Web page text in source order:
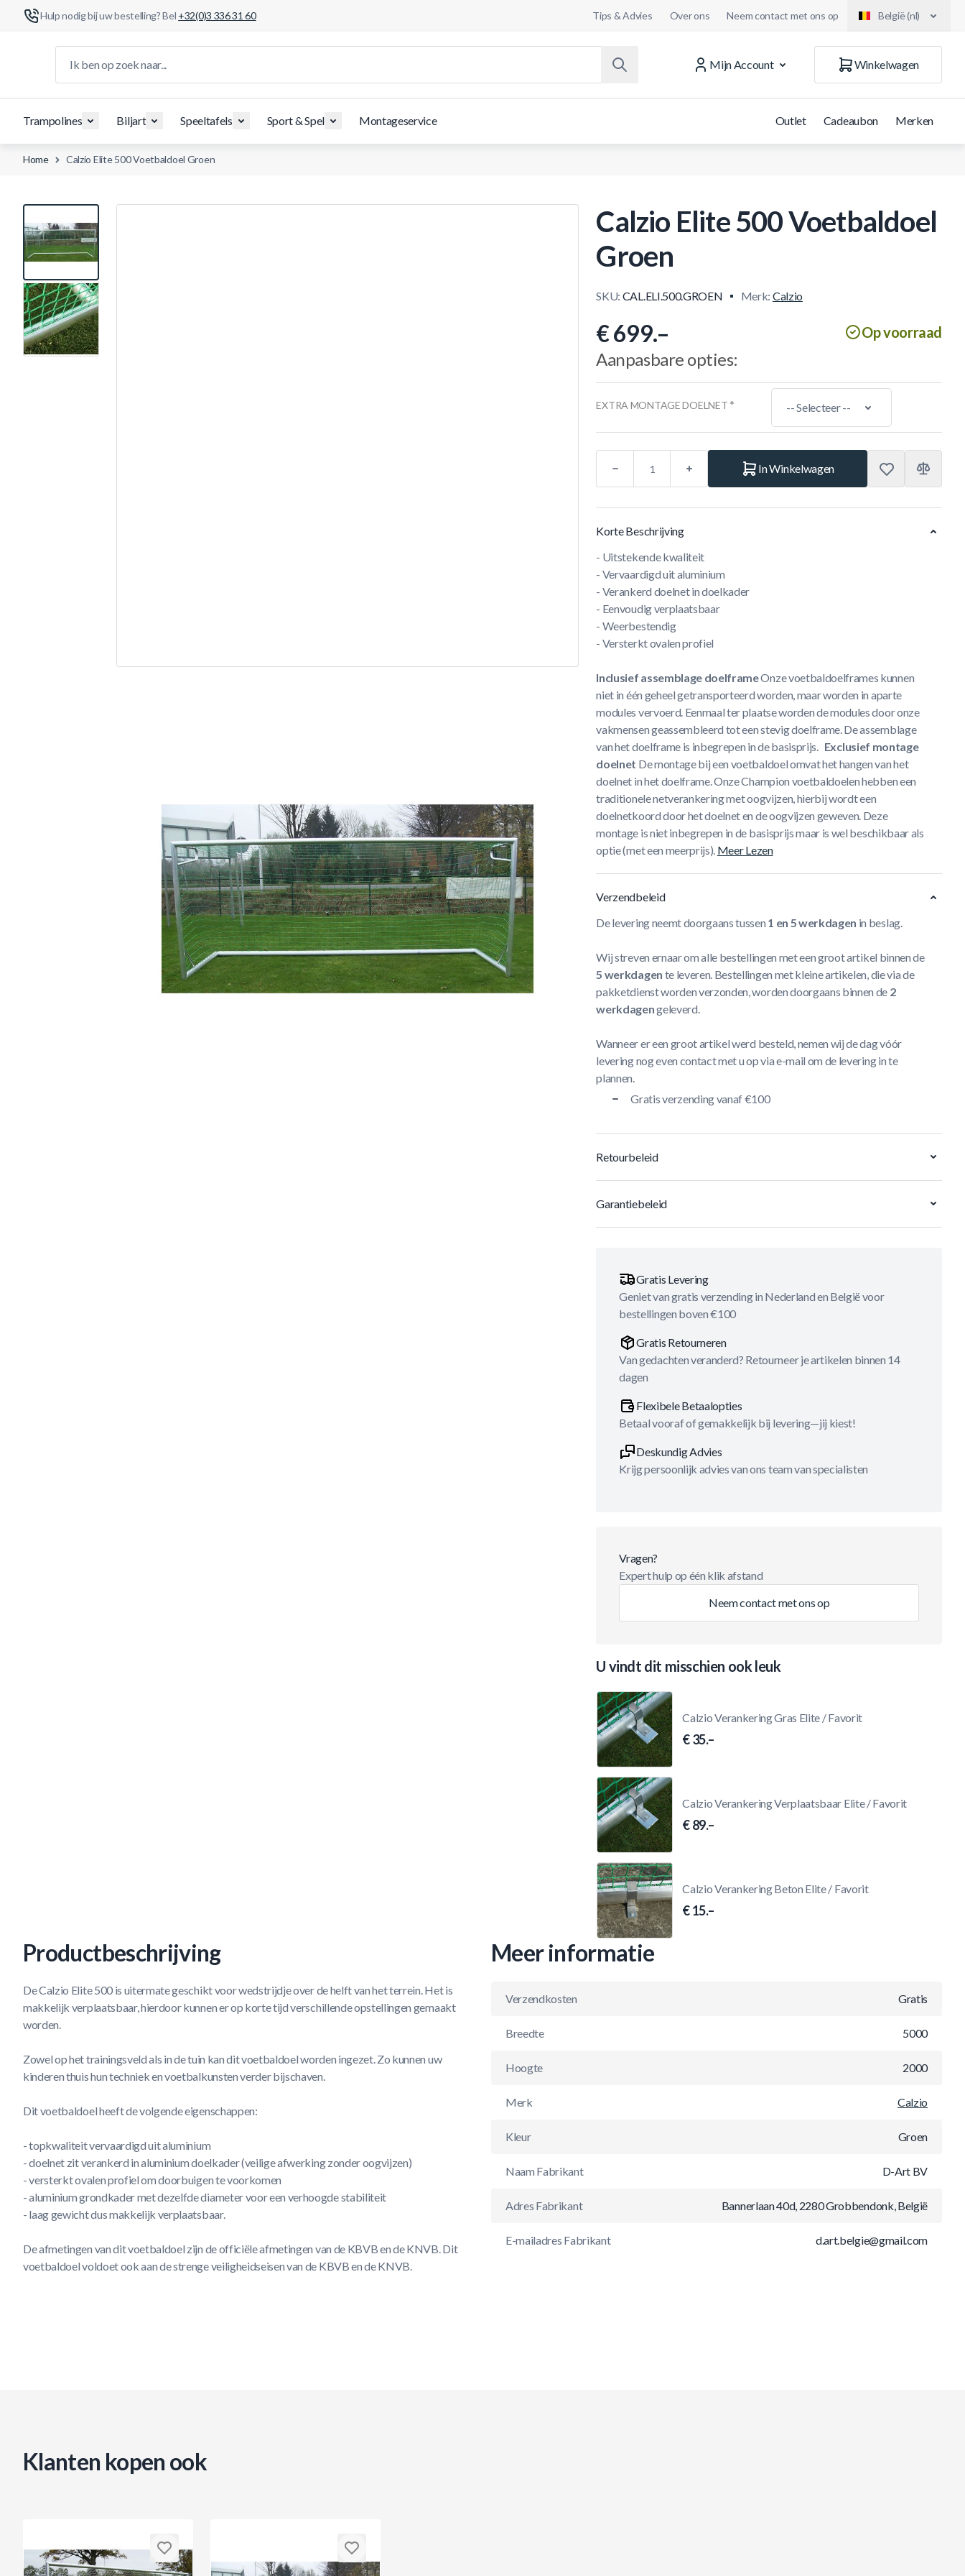
Hulp nodig bij uw bestelling? Bel +32(0)3 336 31 60 Tips & Advies Over ons Neem contact met ons op België (nl)
Mijn Account
Winkelwagen
Trampolines Biljart Speeltafels Sport & Spel Montageservice Outlet Cadeaubon Merken
Home Calzio Elite 500 Voetbaldoel Groen
View larger image
View larger image
Calzio Elite 500 Voetbaldoel
Groen
SKU: CAL.ELI.500.GROEN Merk: Calzio
€ 699.– Op voorraad
Aanpasbare opties:
EXTRA MONTAGE DOELNET *
In Winkelwagen
Korte Beschrijving
- Uitstekende kwaliteit
- Vervaardigd uit aluminium
- Verankerd doelnet in doelkader
- Eenvoudig verplaatsbaar
- Weerbestendig
- Versterkt ovalen profiel
Inclusief assemblage doelframeOnze voetbaldoelframes kunnen
niet in één geheel getransporteerd worden, maar worden in aparte
modules vervoerd. Eenmaal ter plaatse worden de modules door onze
vakmensen geassembleerd tot een stevig doelframe.De assemblage
van het doelframe is inbegrepen in de basisprijs. Exclusief montage
doelnet De montage bij een voetbaldoel omvat het hangen van het
doelnet in het doelframe.Onze Champion voetbaldoelen hebben een
traditionele netverankering met oogvijzen, hierbij wordt een
doelnetkoord door het doelnet en de oogvijzen geweven. Deze
montage is niet inbegrepen in de basisprijs maar is wel beschikbaar als
optie (met een meerprijs). Meer Lezen
Verzendbeleid
De levering neemt doorgaans tussen 1 en 5 werkdagen in beslag.
Wij streven ernaar om alle bestellingen met een groot artikel binnen de
5 werkdagen te leveren. Bestellingen met kleine artikelen, die via de
pakketdienst worden verzonden, worden doorgaans binnen de 2
werkdagengeleverd.
Wanneer er een groot artikel werd besteld, nemen wij de dag vóór
levering nog even contact met u op via e-mail om de levering in te
plannen.
Gratis verzending vanaf €100
Retourbeleid
Garantiebeleid
Gratis Levering
Geniet van gratis verzending in Nederland en België voor
bestellingen boven €100
Gratis Retourneren
Van gedachten veranderd? Retourneer je artikelen binnen 14
dagen
Flexibele Betaalopties
Betaal vooraf of gemakkelijk bij levering—jij kiest!
Deskundig Advies
Krijg persoonlijk advies van ons team van specialisten
Vragen?
Expert hulp op één klik afstand
Neem contact met ons op
U vindt dit misschien ook leuk
Calzio Verankering Gras Elite / Favorit
€ 35.–
Calzio Verankering Verplaatsbaar Elite / Favorit
€ 89.–
Calzio Verankering Beton Elite / Favorit
€ 15.–
Productbeschrijving
De Calzio Elite 500 is uitermate geschikt voor wedstrijdje over de helft van het terrein. Het is
makkelijk verplaatsbaar, hierdoor kunnen er op korte tijd verschillende opstellingen gemaakt
worden.
Zowel op het trainingsveld als in de tuin kan dit voetbaldoel worden ingezet. Zo kunnen uw
kinderen thuis hun techniek en voetbalkunsten verder bijschaven.
Dit voetbaldoel heeft de volgende eigenschappen:
- topkwaliteit vervaardigd uit aluminium
- doelnet zit verankerd in aluminium doelkader (veilige afwerking zonder oogvijzen)
- versterkt ovalen profiel om doorbuigen te voorkomen
- aluminium grondkader met dezelfde diameter voor een verhoogde stabiliteit
- laag gewicht dus makkelijk verplaatsbaar.
De afmetingen van dit voetbaldoel zijn de officiële afmetingen van de KBVB en de KNVB. Dit
voetbaldoel voldoet ook aan de strenge veiligheidseisen van de KBVB en de KNVB.
Meer informatie
Verzendkosten Gratis
Breedte 5000
Hoogte 2000
Merk Calzio
Kleur Groen
Naam Fabrikant D-Art BV
Adres Fabrikant Bannerlaan 40d, 2280 Grobbendonk, België
E-mailadres Fabrikant d.art.belgie@gmail.com
Klanten kopen ook